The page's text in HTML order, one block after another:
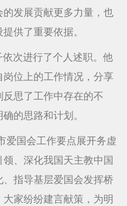
发展贡献更多力量，也
供了重要依据。
次进行了个人述职。他
位上的工作情况，分享
思了工作中存在的不
的思路和计划。
爱国会工作要点展开务虚
、深化我国天主教中国
指导基层爱国会发挥桥
家纷纷建言献策，为明